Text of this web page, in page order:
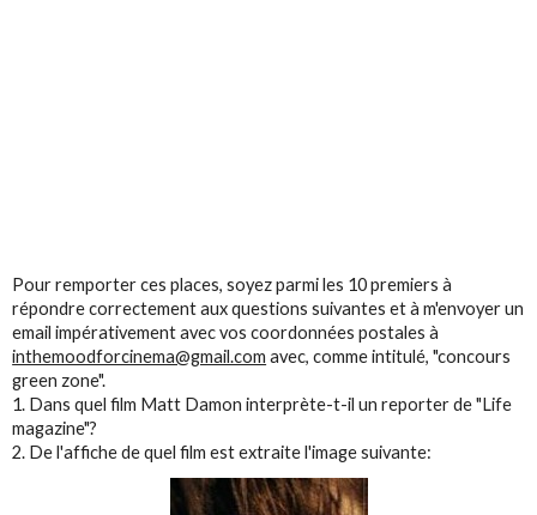
Pour remporter ces places, soyez parmi les 10 premiers à
répondre correctement aux questions suivantes et à m'envoyer un
email impérativement avec vos coordonnées postales à
inthemoodforcinema@gmail.com avec, comme intitulé, "concours
green zone".
1. Dans quel film Matt Damon interprète-t-il un reporter de "Life
magazine"?
2. De l'affiche de quel film est extraite l'image suivante: